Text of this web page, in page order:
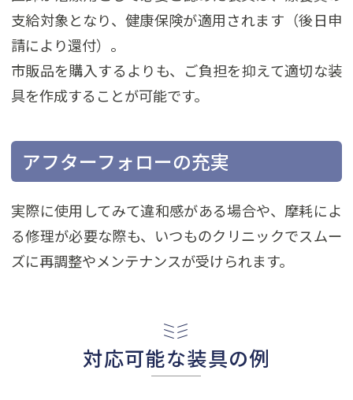
支給対象となり、健康保険が適用されます（後日申
請により還付）。
市販品を購入するよりも、ご負担を抑えて適切な装
具を作成することが可能です。
アフターフォローの充実
実際に使用してみて違和感がある場合や、摩耗によ
る修理が必要な際も、いつものクリニックでスムー
ズに再調整やメンテナンスが受けられます。
対応可能な装具の例